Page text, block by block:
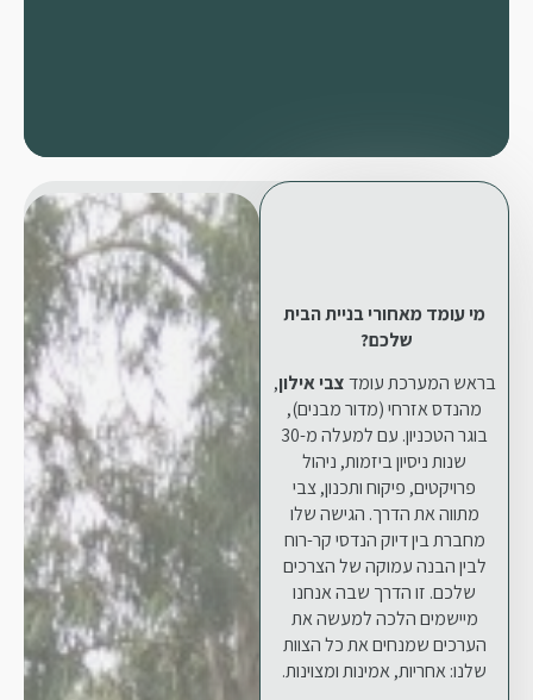
מי עומד מאחורי בניית הבית
שלכם?
בראש המערכת עומדצבי אילון,
מהנדס אזרחי (מדור מבנים),
בוגר הטכניון. עם למעלה מ-30
שנות ניסיון ביזמות, ניהול
פרויקטים, פיקוח ותכנון, צבי
מתווה את הדרך. הגישה שלו
מחברת בין דיוק הנדסי קר-רוח
לבין הבנה עמוקה של הצרכים
שלכם. זו הדרך שבה אנחנו
מיישמים הלכה למעשה את
הערכים שמנחים את כל הצוות
שלנו: אחריות, אמינות ומצוינות.